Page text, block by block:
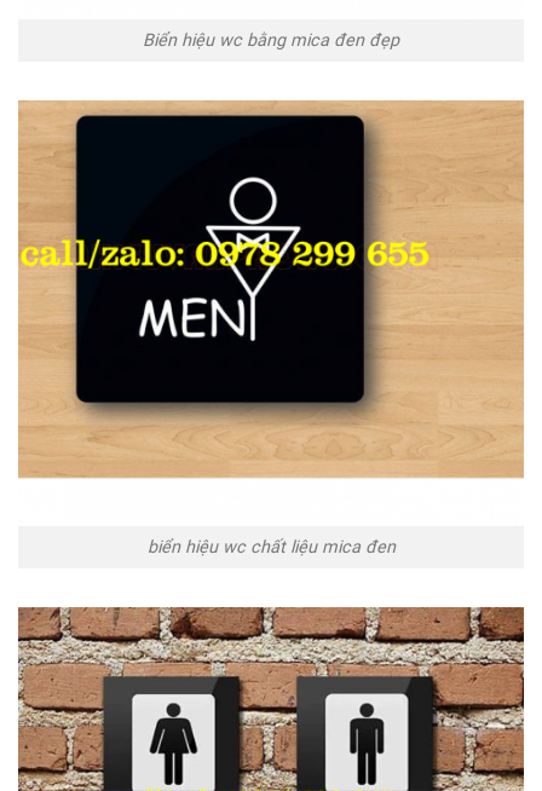
Biển hiệu wc bằng mica đen đẹp
biển hiệu wc chất liệu mica đen